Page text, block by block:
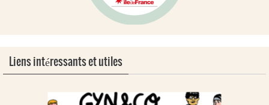
Liens intéressants et utiles